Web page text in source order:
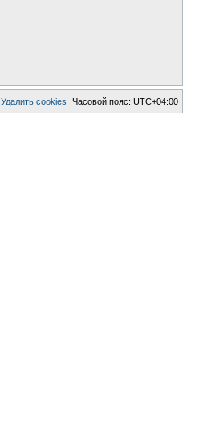
Часовой пояс: UTC+04:00
Удалить cookies